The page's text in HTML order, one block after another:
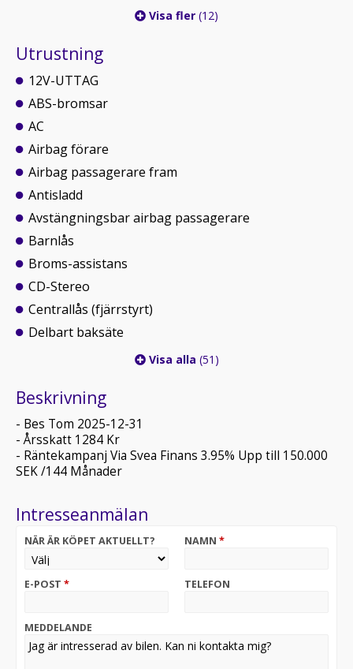
Visa fler (12)
Utrustning
12V-UTTAG
ABS-bromsar
AC
Airbag förare
Airbag passagerare fram
Antisladd
Avstängningsbar airbag passagerare
Barnlås
Broms-assistans
CD-Stereo
Centrallås (fjärrstyrt)
Delbart baksäte
Visa alla (51)
Beskrivning
- Bes Tom 2025-12-31
- Årsskatt 1284 Kr
- Räntekampanj Via Svea Finans 3.95% Upp till 150.000
SEK /144 Månader
Intresseanmälan
NÄR ÄR KÖPET AKTUELLT? NAMN *
E-POST * TELEFON
MEDDELANDE